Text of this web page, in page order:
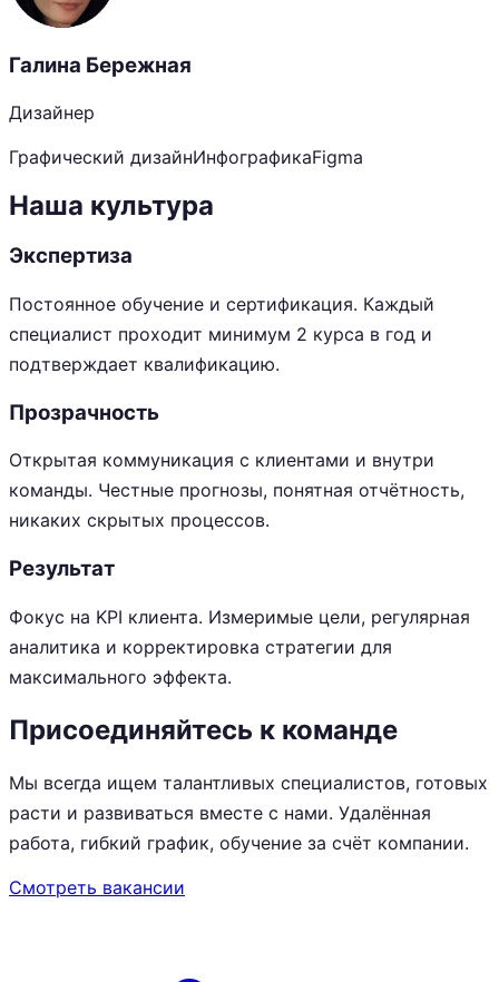
Галина Бережная
Дизайнер
Графический дизайнИнфографикаFigma
Наша культура
Экспертиза
Постоянное обучение и сертификация. Каждый
специалист проходит минимум 2 курса в год и
подтверждает квалификацию.
Прозрачность
Открытая коммуникация с клиентами и внутри
команды. Честные прогнозы, понятная отчётность,
никаких скрытых процессов.
Результат
Фокус на KPI клиента. Измеримые цели, регулярная
аналитика и корректировка стратегии для
максимального эффекта.
Присоединяйтесь к команде
Мы всегда ищем талантливых специалистов, готовых
расти и развиваться вместе с нами. Удалённая
работа, гибкий график, обучение за счёт компании.
Смотреть вакансии